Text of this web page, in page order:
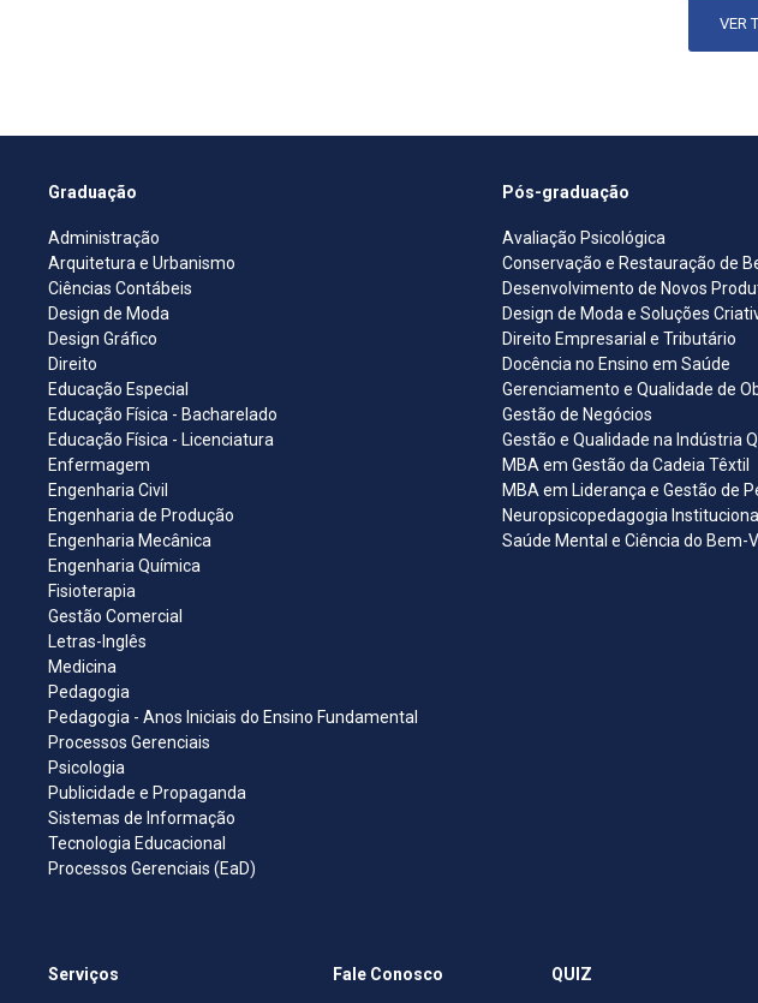
VER
Graduação
Administração
Arquitetura e Urbanismo
Ciências Contábeis
Design de Moda
Design Gráfico
Direito
Educação Especial
Educação Física - Bacharelado
Educação Física - Licenciatura
Enfermagem
Engenharia Civil
Engenharia de Produção
Engenharia Mecânica
Engenharia Química
Fisioterapia
Gestão Comercial
Letras-Inglês
Medicina
Pedagogia
Pedagogia - Anos Iniciais do Ensino Fundamental
Processos Gerenciais
Psicologia
Publicidade e Propaganda
Sistemas de Informação
Tecnologia Educacional
Processos Gerenciais (EaD)
Pós-graduação
Avaliação Psicológica
Conservação e Restauração de
Desenvolvimento de Novos
Design de Moda e Soluções
Direito Empresarial e Tributário
Docência no Ensino em Saúde
Gerenciamento e Qualidade de
Gestão de Negócios
Gestão e Qualidade na Indústria
MBA em Gestão da Cadeia Têxtil
MBA em Liderança e Gestão de
Neuropsicopedagogia Institucional
Saúde Mental e Ciência do Bem-
Serviços Fale Conosco QUIZ